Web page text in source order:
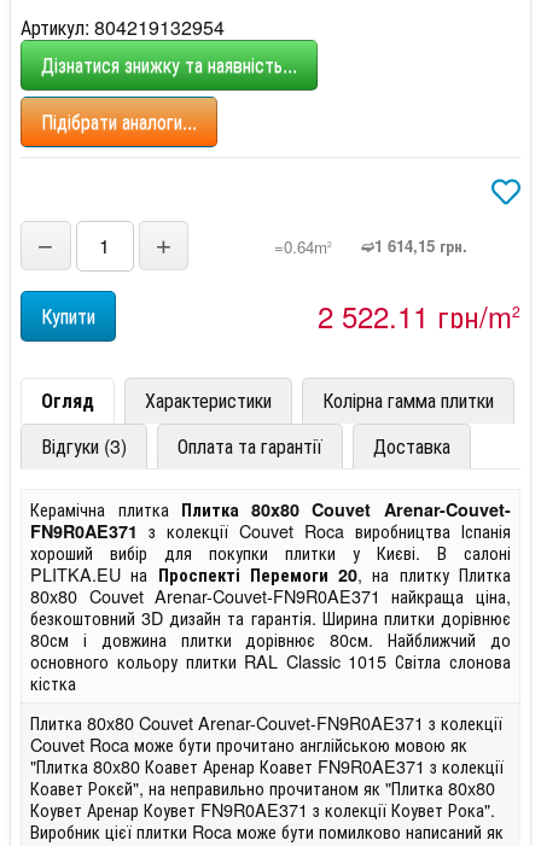
Артикул: 804219132954
Дізнатися знижку та наявність...
Підібрати аналоги...
− + =0.64m2 ➫1 614,15 грн.
2 522,11 грн/m2
Огляд Характеристики
Колірна гамма плитки
Відгуки (3)
Оплата та гарантії Доставка
Керамічна плитка Плитка 80x80 Couvet Arenar-Couvet-
FN9R0AE371 з колекції Couvet Roca виробництва Іспанія
хороший вибір для покупки плитки у Києві. В салоні
PLITKA.EU на Проспекті Перемоги 20, на плитку Плитка
80x80 Couvet Arenar-Couvet-FN9R0AE371 найкраща ціна,
безкоштовний 3D дизайн та гарантія. Ширина плитки дорівнює
80см і довжина плитки дорівнює 80см. Найближчий до
основного кольору плитки RAL Classic 1015 Світла слонова
кістка
Плитка 80x80 Couvet Arenar-Couvet-FN9R0AE371 з колекції
Couvet Roca може бути прочитано англійською мовою як
"Плитка 80x80 Коавет Аренар Коавет FN9R0AE371 з колекції
Коавет Рокєй", на неправильно прочитаном як "Плитка 80x80
Коувет Аренар Коувет FN9R0AE371 з колекції Коувет Рока".
Виробник цієї плитки Roca може бути помилково написаний як